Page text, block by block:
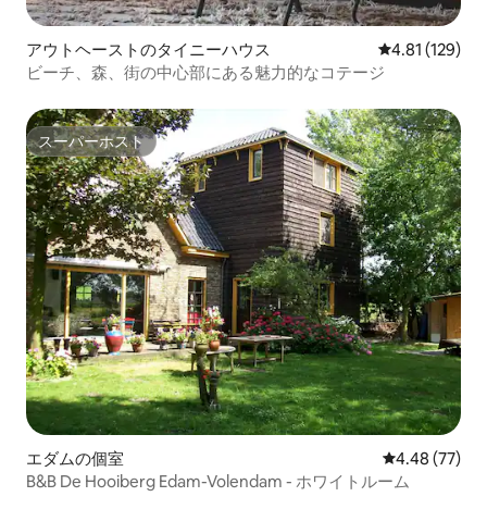
アウトヘーストのタイニーハウス レビュー129
4.81 (129)
ビーチ、森、街の中心部にある魅力的なコテージ
スーパーホスト
スーパーホスト
エダムの個室 レビュー77
4.48 (77)
B&B De Hooiberg Edam-Volendam - ホワイトルーム